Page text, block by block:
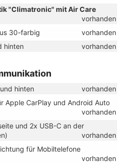
"Climatronic" mit Air Care
vorhanden
30-farbig
vorhanden
hinten
vorhanden
hinten
vorhanden
Apple CarPlay und Android Auto
vorhanden
und 2x USB-C an der
vorhanden
für Mobiltelefone
vorhanden